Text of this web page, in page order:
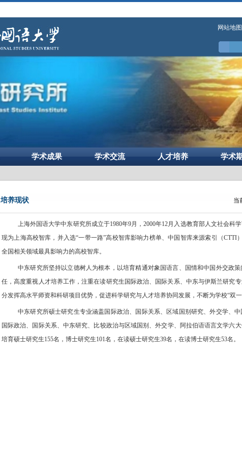
网站地图
学术成果 学术交流 人才培养 学术
培养现状 当
上海外国语大学中东研究所成立于1980年9月，2000年12月入选教育部人文社会科
现为上海高校智库，并入选“一带一路”高校智库影响力榜单、中国智库来源索引（CTTI
全国相关领域最具影响力的高校智库。
中东研究所坚持以立德树人为根本，以培育精通对象国语言、国情和中国外交政
任，高度重视人才培养工作，注重在读研究生国际政治、国际关系、中东与伊斯兰研究
分发挥高水平师资和科研项目优势，促进科学研究与人才培养协同发展，不断为学校“双
中东研究所硕士研究生专业涵盖国际政治、国际关系、区域国别研究、外交学、
国际政治、国际关系、中东研究、比较政治与区域国别、外交学、阿拉伯语语言文学六
培育硕士研究生155名，博士研究生101名，在读硕士研究生39名，在读博士研究生53名。